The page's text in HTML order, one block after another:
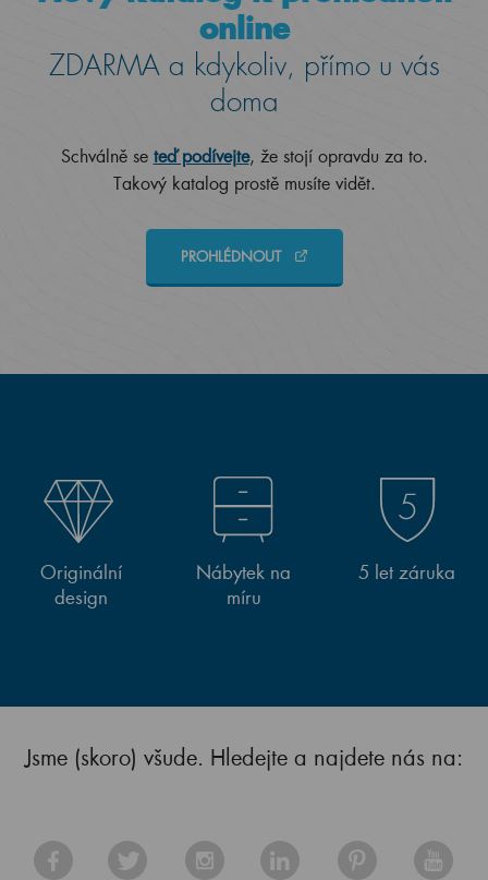
online
ZDARMA a kdykoliv, přímo u vás
doma
Schválně se teď podívejte, že stojí opravdu za to.
Takový katalog prostě musíte vidět.
PROHLÉDNOUT
Originální
design
Nábytek na
míru
5 let záruka
Jsme (skoro) všude. Hledejte a najdete nás na: